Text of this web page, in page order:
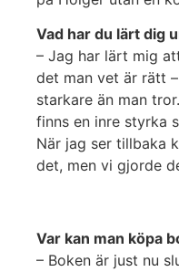
Vad har du lärt dig
– Jag har lärt mig
det man vet är rätt
starkare än man
finns en inre styrka
När jag ser tillbaka
det, men vi gjorde
Var kan man köpa
– Boken är just nu